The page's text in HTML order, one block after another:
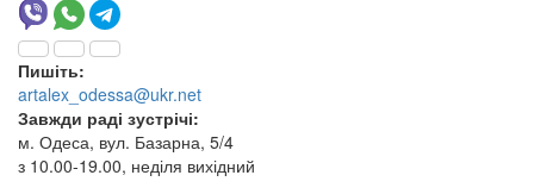
Пишіть:
artalex_odessa@ukr.net
Завжди раді зустрічі:
м. Одеса, вул. Базарна, 5/4
з 10.00-19.00, неділя вихідний